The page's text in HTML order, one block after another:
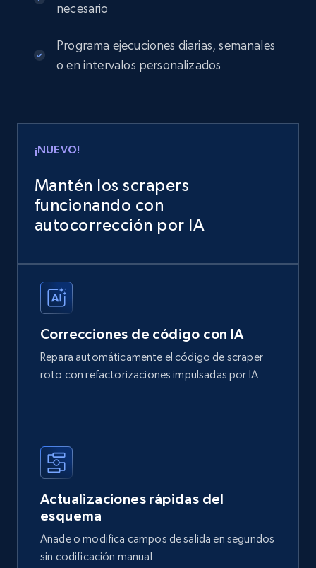
necesario
Programa ejecuciones diarias, semanales
o en intervalos personalizados
¡NUEVO!
Mantén los scrapers
funcionando con
autocorrección por IA
Correcciones de código con IA
Repara automáticamente el código de scraper
roto con refactorizaciones impulsadas por IA
Actualizaciones rápidas del
esquema
Añade o modifica campos de salida en segundos
sin codificación manual